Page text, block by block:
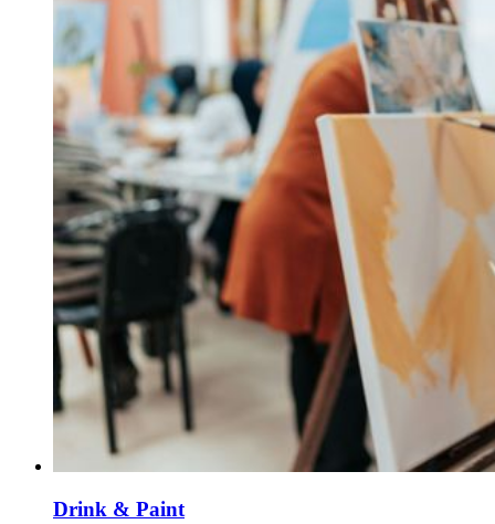
Drink & Paint